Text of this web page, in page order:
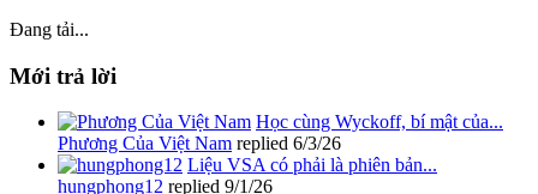
Đang tải...
Mới trả lời
Học cùng Wyckoff, bí mật của...
Phương Của Việt Nam replied 6/3/26
Liệu VSA có phải là phiên bản...
hungphong12 replied 9/1/26